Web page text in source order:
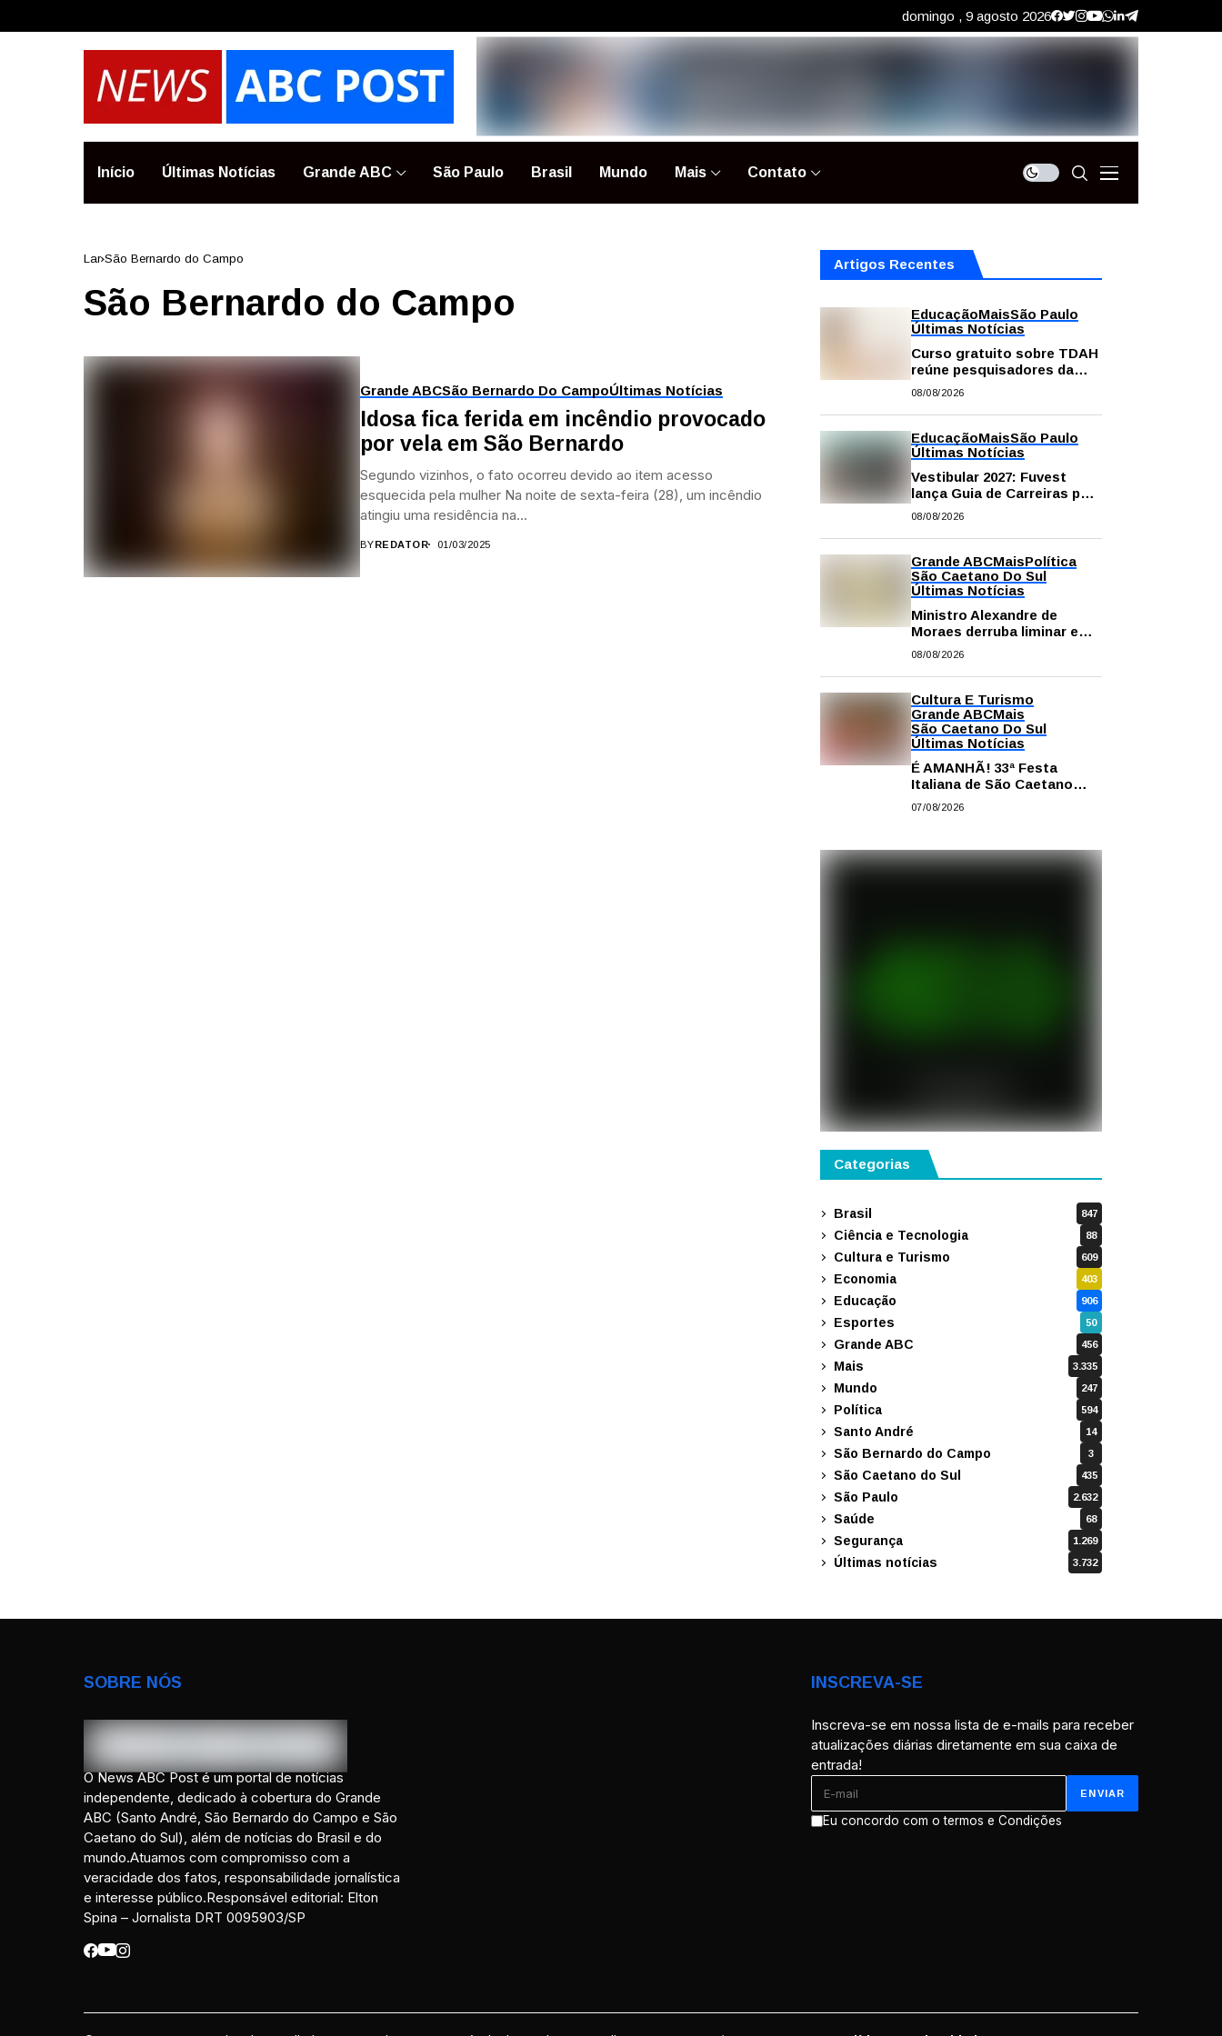
domingo , 9 agosto 2026
Início Últimas Notícias Grande ABC São Paulo Brasil Mundo Mais Contato
Lar São Bernardo do Campo
São Bernardo do Campo
Grande ABCSão Bernardo Do CampoÚltimas Notícias
Idosa fica ferida em incêndio provocado
por vela em São Bernardo
Segundo vizinhos, o fato ocorreu devido ao item acesso
esquecida pela mulher Na noite de sexta-feira (28), um incêndio
atingiu uma residência na...
BYREDATOR 01/03/2025
Artigos Recentes
EducaçãoMaisSão Paulo
Últimas Notícias
Curso gratuito sobre TDAH
reúne pesquisadores da
USP; veja como se
08/08/2026
EducaçãoMaisSão Paulo
Últimas Notícias
Vestibular 2027: Fuvest
lança Guia de Carreiras para
auxiliar candidatos na
08/08/2026
Grande ABCMaisPolítica
São Caetano Do Sul
Últimas Notícias
Ministro Alexandre de
Moraes derruba liminar e
restabelece andamento de
contra vereador Matheus
Gianello
08/08/2026
Cultura E Turismo
Grande ABCMais
São Caetano Do Sul
Últimas Notícias
É AMANHÃ! 33ª Festa
Italiana de São Caetano
começa neste sábado com
07/08/2026
Categorias
Brasil 847
Ciência e Tecnologia 88
Cultura e Turismo 609
Economia 403
Educação 906
Esportes 50
Grande ABC 456
Mais 3.335
Mundo 247
Política 594
Santo André 14
São Bernardo do Campo 3
São Caetano do Sul 435
São Paulo 2.632
Saúde 68
Segurança 1.269
Últimas notícias 3.732
SOBRE NÓS
O News ABC Post é um portal de notícias
independente, dedicado à cobertura do Grande
ABC (Santo André, São Bernardo do Campo e São
Caetano do Sul), além de notícias do Brasil e do
mundo.Atuamos com compromisso com a
veracidade dos fatos, responsabilidade jornalística
e interesse público.Responsável editorial: Elton
Spina – Jornalista DRT 0095903/SP
INSCREVA-SE
Inscreva-se em nossa lista de e-mails para receber
atualizações diárias diretamente em sua caixa de
entrada!
Eu concordo com o termos e Condições